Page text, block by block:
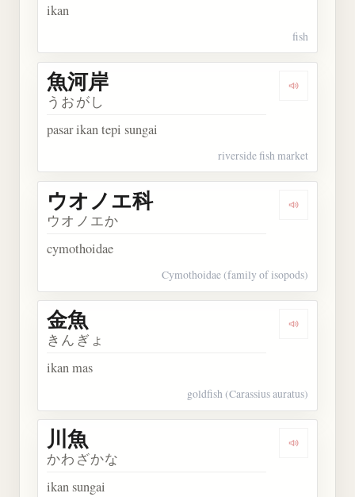
ikan
fish
Dengarkan
魚河岸
うおがし
pasar ikan tepi sungai
riverside fish market
Dengarkan
ウオノエ科
ウオノエか
cymothoidae
Cymothoidae (family of isopods)
Dengarkan
金魚
きんぎょ
ikan mas
goldfish (Carassius auratus)
Dengarkan
川魚
かわざかな
ikan sungai